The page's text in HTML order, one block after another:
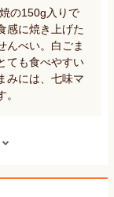
の150g入りで
感に焼き上げた
んべい。白ごま
ても食べやすい
みには、七味マ